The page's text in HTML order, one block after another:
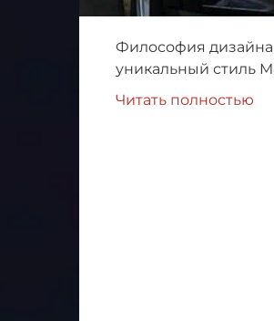
Философия дизайна
уникальный стиль
Читать полностью